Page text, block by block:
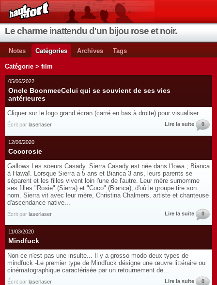
Le charme inattendu d'un bijou rose et noir.
Notes Catégories Archives Tags
Catégorie > film
05/06/2022
Oncle BoonmeeCelui qui se souvient de ses vies
antérieures
Cliquer sur le logo grand écran (carré en bas à droite) pour visualiser.
Écrit par laserlaser Lire la suite 0
12/06/2020
Cocorosie
Gallows Les soeurs Casady. Sierra Casady est née dans l'Iowa ; Bianca
à Hawaï. Lorsque Sierra a 5 ans et Bianca 3 ans, leurs parents se
séparent et les filles vivent loin l'une de l'autre. Leur mère surnomme
ses filles "Rosie" (Sierra) et "Coco" (Bianca), d'où le groupe tire son
nom. Sierra vit avec leur mère, Christina Chalmers, artiste et chanteuse
d'ascendance native...
Écrit par laserlaser Lire la suite 0
11/03/2020
Mindfuck
Non ce n'est pas une insulte... Il y a grosso modo deux types de
mindfuck -Le premier type de Mindfuck désigne une œuvre littéraire ou
cinématographique caractérisée par un retournement de...
Écrit par laserlaser Lire la suite 0